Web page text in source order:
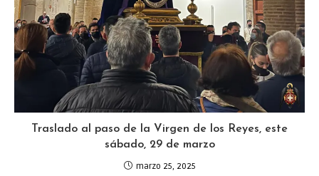
Traslado al paso de la Virgen de los Reyes, este
sábado, 29 de marzo
marzo 25, 2025